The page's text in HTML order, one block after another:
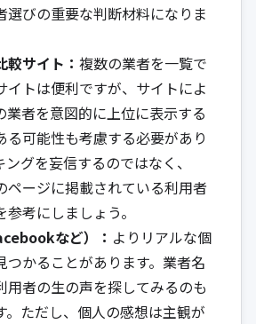
選びの重要な判断材料になりま
サイト： 複数の業者を一覧で
イトは便利ですが、サイトによ
業者を意図的に上位に表示する
る可能性も考慮する必要があり
ングを妄信するのではなく、
ページに掲載されている利用者
考にしましょう。
など）： よりリアルな個
つかることがあります。業者名
用者の生の声を探してみるのも
。ただし、個人の感想は主観が